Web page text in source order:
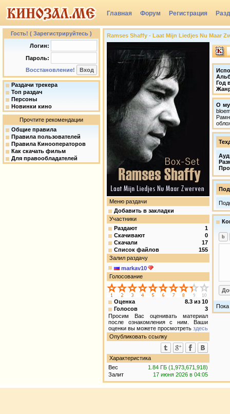
Главная Форум Регистрация
Группы
Гость! ( Зарегистрируйтесь )
Логин:
Пароль:
Восстановление!
Раздачи трекера
Топ раздач
Персоны
Новинки кино
Прочтите рекомендации
Общие правила
Правила пользователей
Правила Кинооператоров
Как скачать фильм
Для правообладателей
Ramses Shaffy - Laat Mijn Liedjes Nu Maar
Меню раздачи
Добавить в закладки
Участники
Раздают
1
Скачивают
0
Скачали
17
Список файлов
155
Залил раздачу
markav10
Голосование
Оценка 8.3 из 10
Голосов
3
Просим Вас оценивать материал
после ознакомления с ним. Ваши
оценки вы можете просмотреть здесь
Опубликовать ссылку
Характеристика
Вес
1.84 ГБ (1,973,671,918)
Залит
17 июня 2026 в 04:05
Год
О
Пока